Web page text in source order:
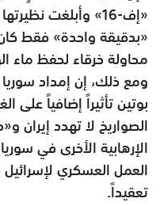
«إف-16» وأبلغت
«بدقيقة واحدة» فقط
محاولة خرقاء لحفظ ماء
بوتين تأثيراً إضافياً
الصواريخ لا تهدد إيران
الإرهابية الأخرى في
العمل العسكري لإسرائيل
تعقيداً.